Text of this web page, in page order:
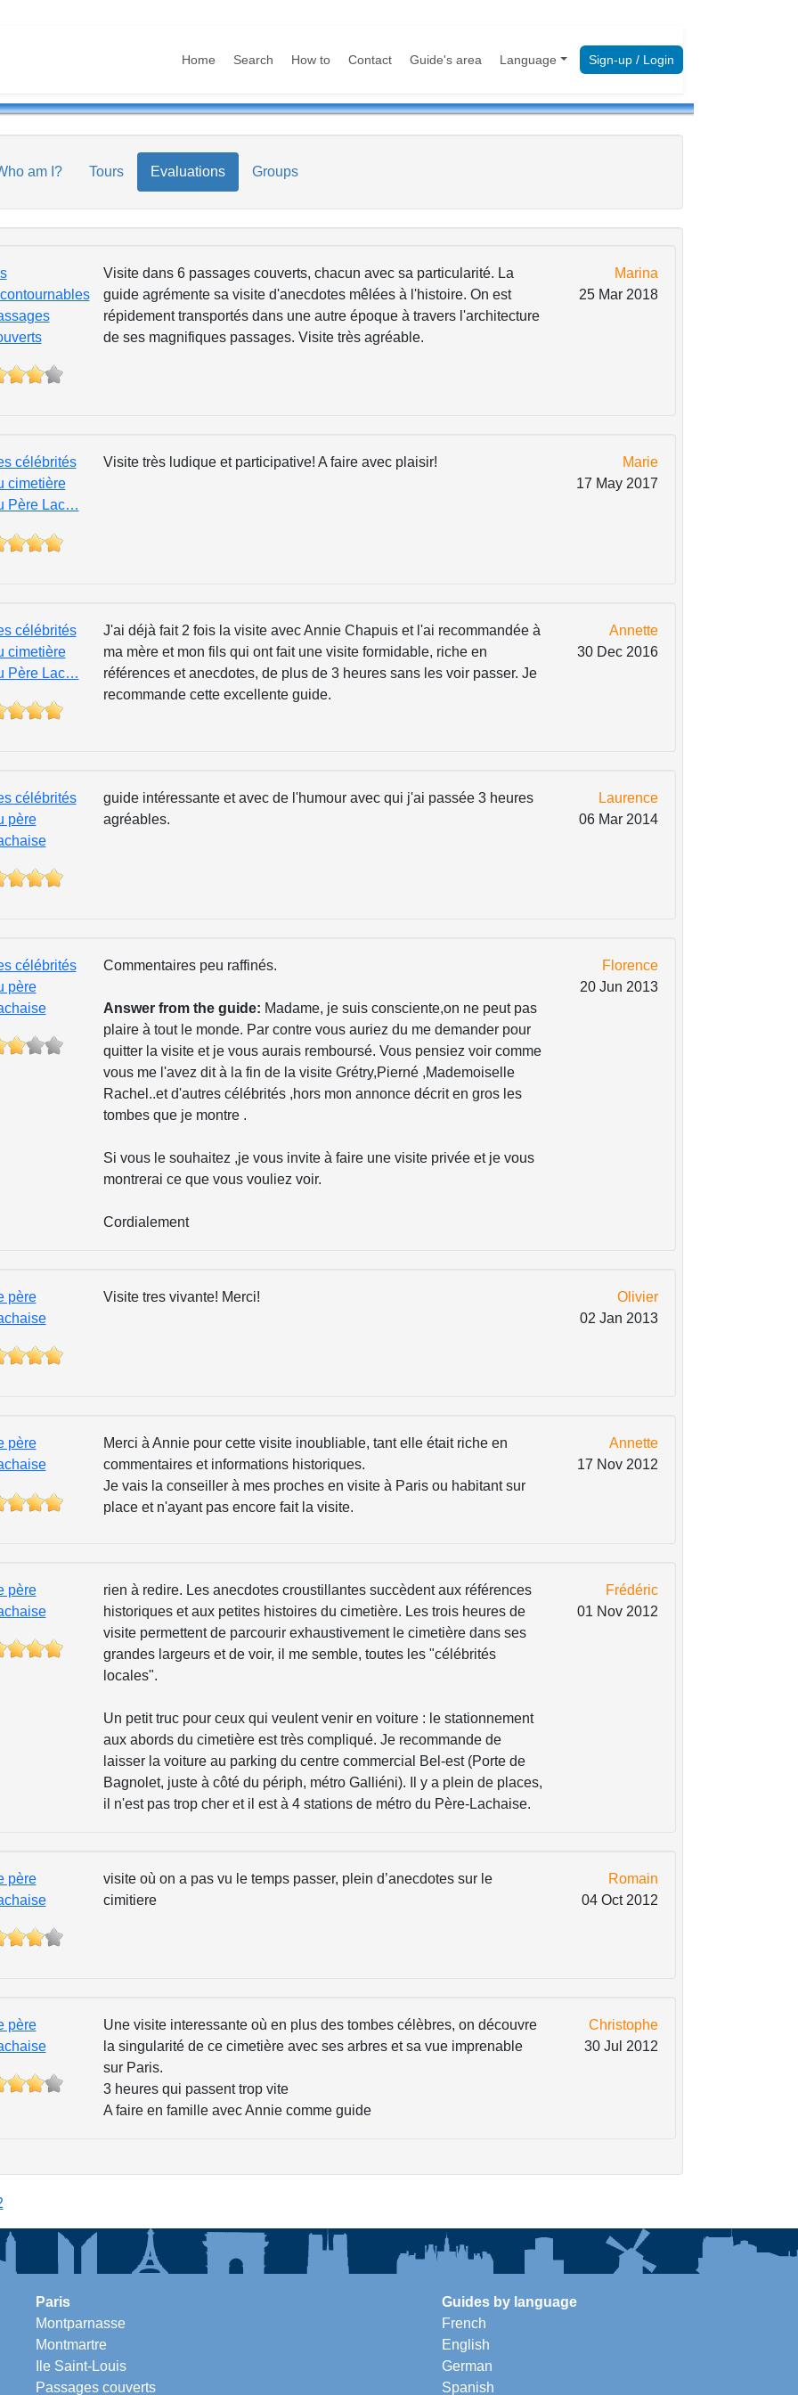
Home Search How to Contact Guide's area Language Sign-up / Login
am I? Tours Evaluations Groups
Visite dans 6 passages couverts, chacun avec sa particularité. La
guide agrémente sa visite d'anecdotes mêlées à l'histoire. On est
répidement transportés dans une autre époque à travers l'architecture
de ses magnifiques passages. Visite très agréable.
Marina
25 Mar 2018
célébrités
cimetière
Père Lac…
Visite très ludique et participative! A faire avec plaisir!
Marie
17 May 2017
célébrités
cimetière
Père Lac…
J'ai déjà fait 2 fois la visite avec Annie Chapuis et l'ai recommandée à
ma mère et mon fils qui ont fait une visite formidable, riche en
références et anecdotes, de plus de 3 heures sans les voir passer. Je
recommande cette excellente guide.
Annette
30 Dec 2016
célébrités
père
guide intéressante et avec de l'humour avec qui j'ai passée 3 heures
agréables.
Laurence
06 Mar 2014
célébrités
père
Commentaires peu raffinés.
Answer from the guide: Madame, je suis consciente,on ne peut pas
plaire à tout le monde. Par contre vous auriez du me demander pour
quitter la visite et je vous aurais remboursé. Vous pensiez voir comme
vous me l'avez dit à la fin de la visite Grétry,Pierné ,Mademoiselle
Rachel..et d'autres célébrités ,hors mon annonce décrit en gros les
tombes que je montre .
Si vous le souhaitez ,je vous invite à faire une visite privée et je vous
montrerai ce que vous vouliez voir.
Cordialement
Florence
20 Jun 2013
père
Visite tres vivante! Merci!
Olivier
02 Jan 2013
père
Merci à Annie pour cette visite inoubliable, tant elle était riche en
commentaires et informations historiques.
Je vais la conseiller à mes proches en visite à Paris ou habitant sur
place et n'ayant pas encore fait la visite.
Annette
17 Nov 2012
père
rien à redire. Les anecdotes croustillantes succèdent aux références
historiques et aux petites histoires du cimetière. Les trois heures de
visite permettent de parcourir exhaustivement le cimetière dans ses
grandes largeurs et de voir, il me semble, toutes les "célébrités
locales".
Un petit truc pour ceux qui veulent venir en voiture : le stationnement
aux abords du cimetière est très compliqué. Je recommande de
laisser la voiture au parking du centre commercial Bel-est (Porte de
Bagnolet, juste à côté du périph, métro Galliéni). Il y a plein de places,
il n'est pas trop cher et il est à 4 stations de métro du Père-Lachaise.
Frédéric
01 Nov 2012
père
visite où on a pas vu le temps passer, plein d’anecdotes sur le
cimitiere
Romain
04 Oct 2012
père
Une visite interessante où en plus des tombes célèbres, on découvre
la singularité de ce cimetière avec ses arbres et sa vue imprenable
sur Paris.
3 heures qui passent trop vite
A faire en famille avec Annie comme guide
Christophe
30 Jul 2012
Paris
Montparnasse
Montmartre
Ile Saint-Louis
Passages couverts
Guides by language
French
English
German
Spanish